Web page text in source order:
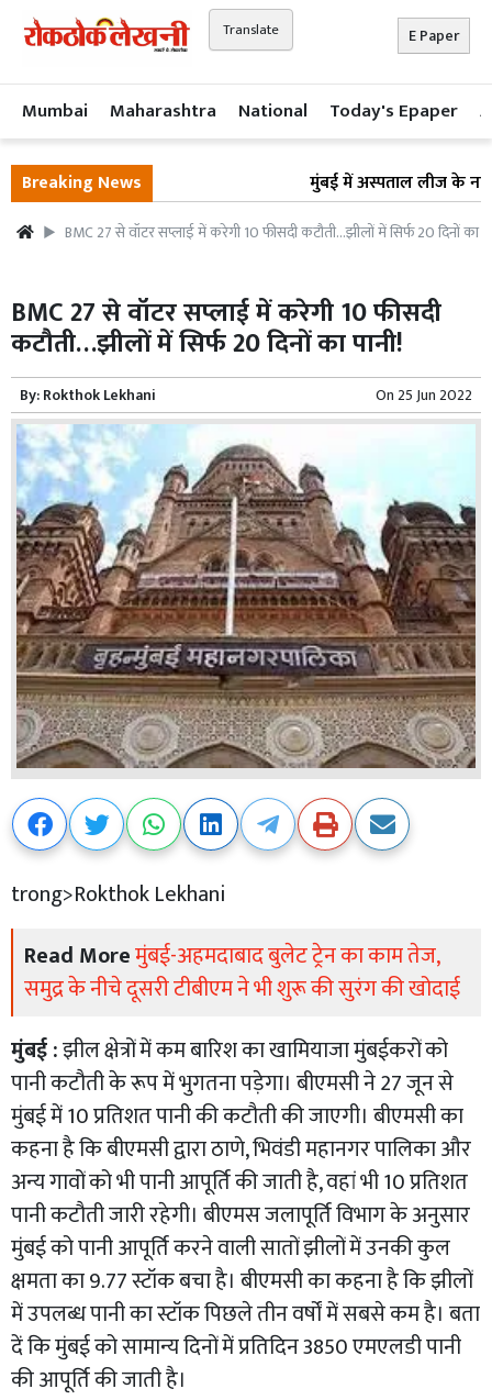
Translate E Paper
Mumbai Maharashtra National Today's Epaper
Breaking News मुंबई में अस्पताल लीज के नाम
BMC 27 से वॉटर सप्लाई में करेगी 10 फीसदी कटौती…झीलों में सिर्फ 20 दिनों का
BMC 27 से वॉटर सप्लाई में करेगी 10 फीसदी
कटौती…झीलों में सिर्फ 20 दिनों का पानी!
By:Rokthok Lekhani On25 Jun 2022
trong>Rokthok Lekhani
Read Moreमुंबई-अहमदाबाद बुलेट ट्रेन का काम तेज,
समुद्र के नीचे दूसरी टीबीएम ने भी शुरू की सुरंग की खोदाई
मुंबई :झील क्षेत्रों में कम बारिश का खामियाजा मुंबईकरों को
पानी कटौती के रूप में भुगतना पड़ेगा। बीएमसी ने 27 जून से
मुंबई में 10 प्रतिशत पानी की कटौती की जाएगी। बीएमसी का
कहना है कि बीएमसी द्वारा ठाणे, भिवंडी महानगर पालिका और
अन्य गावों को भी पानी आपूर्ति की जाती है, वहां भी 10 प्रतिशत
पानी कटौती जारी रहेगी। बीएमस जलापूर्ति विभाग के अनुसार
मुंबई को पानी आपूर्ति करने वाली सातों झीलों में उनकी कुल
क्षमता का 9.77 स्टॉक बचा है। बीएमसी का कहना है कि झीलों
में उपलब्ध पानी का स्टॉक पिछले तीन वर्षों में सबसे कम है। बता
दें कि मुंबई को सामान्य दिनों में प्रतिदिन 3850 एमएलडी पानी
की आपूर्ति की जाती है।